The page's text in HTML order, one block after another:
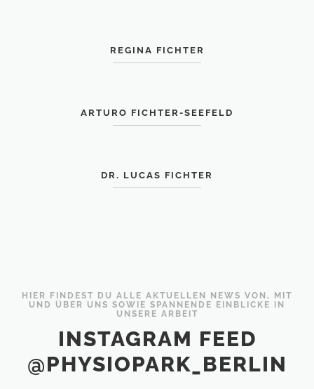
REGINA FICHTER
ARTURO FICHTER-SEEFELD
DR. LUCAS FICHTER
HIER FINDEST DU ALLE AKTUELLEN NEWS VON, MIT
UND ÜBER UNS SOWIE SPANNENDE EINBLICKE IN
UNSERE ARBEIT
INSTAGRAM FEED
@PHYSIOPARK_BERLIN